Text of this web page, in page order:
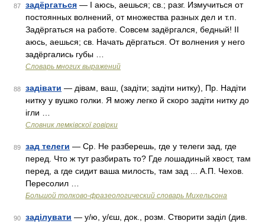
87 задёргаться — I аюсь, аешься; св.; разг. Измучиться от
постоянных волнений, от множества разных дел и т.п.
Задёргаться на работе. Совсем задёргался, бедный! II
аюсь, аешься; св. Начать дёргаться. От волнения у него
задёргались губы …
Словарь многих выражений
88 задівати — дівам, ваш, (задіти; задіти нитку), Пр. Надіти
нитку у вушко голки. Я можу легко й скоро задіти нитку до
ігли …
Словник лемківскої говірки
89 зад телеги — Ср. Не разберешь, где у телеги зад, где
перед. Что ж тут разбирать то? Где лошадиный хвост, там
перед, а где сидит ваша милость, там зад ... А.П. Чехов.
Пересолил …
Большой толково-фразеологический словарь Михельсона
90 заділувати — у/ю, у/єш, док., розм. Створити заділ (див.